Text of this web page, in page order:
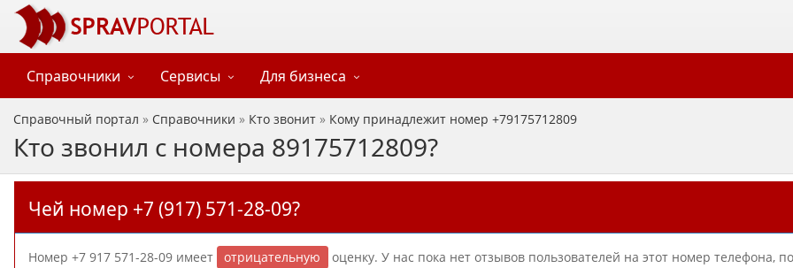
Справочники Сервисы Для бизнеса
Справочный портал » Справочники » Кто звонит » Кому принадлежит номер +79175712809
Кто звонил с номера 89175712809?
Чей номер +7 (917) 571-28-09?
Номер +7 917 571-28-09 имеет отрицательную
оценку. У нас пока нет отзывов пользователей на этот номер телефона,